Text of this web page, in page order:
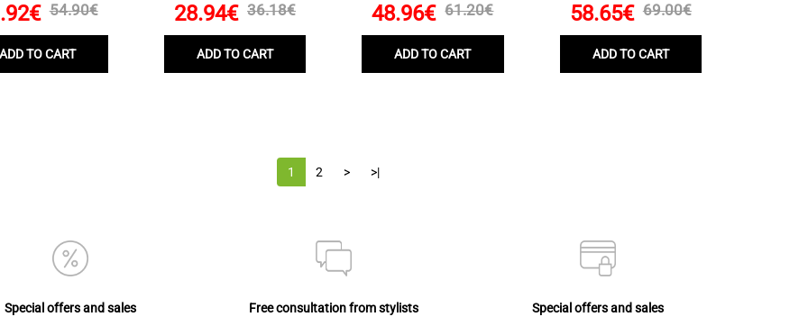
54.90€
TO CART
28.94€ 36.18€
ADD TO CART
48.96€ 61.20€
ADD TO CART
58.65€ 69.00€
ADD TO CART
1 2 > >|
Special offers and sales Free consultation from stylists Special offers and sales